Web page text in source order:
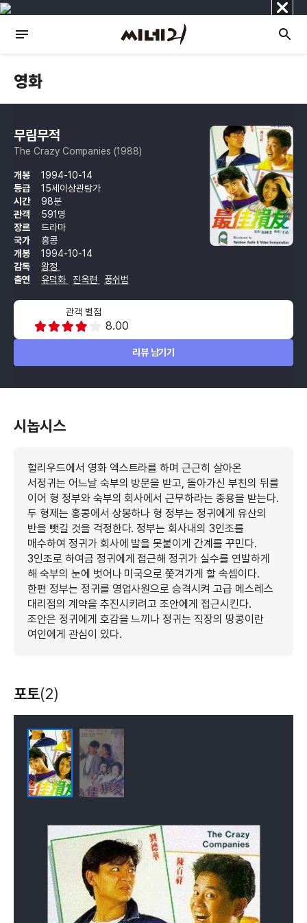
닫
기
영화
무림무적
The Crazy Companies (1988)
개봉
1994-10-14
등급
15세이상관람가
시간
98분
관객
591명
장르
드라마
국가
홍콩
개봉
1994-10-14
감독
왕정
출연
유덕화 진옥련 풍쉬범
관객 별점
8.00
리뷰 남기기
시놉시스
헐리우드에서 영화 엑스트라를 하며 근근히 살아온
서정귀는 어느날 숙부의 방문을 받고, 돌아가신 부친의 뒤를
이어 형 정부와 숙부의 회사에서 근무하라는 종용을 받는다.
두 형제는 홍콩에서 상봉하나 형 정부는 정귀에게 유산의
반을 뺏길 것을 걱정한다. 정부는 회사내의 3인조를
매수하여 정귀가 회사에 발을 못붙이게 간계를 꾸민다.
3인조로 하여금 정귀에게 접근해 정귀가 실수를 연발하게
해 숙부의 눈에 벗어나 미국으로 쫓겨가게 할 속셈이다.
한편 정부는 정귀를 영업사원으로 승격시켜 고급 메스레스
대리점의 계약을 추진시키려고 조안에게 접근시킨다.
조안은 정귀에게 호감을 느끼나 정귀는 직장의 땅콩이란
여인에게 관심이 있다.
포토(2)